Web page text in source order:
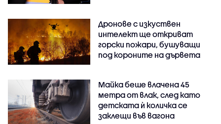
Дронове с изкуствен
интелект ще откриват
горски пожари, бушуващи
под короните на дървета
Майка беше влачена 45
метра от влак, след като
детската ѝ количка се
заклещи във вагона